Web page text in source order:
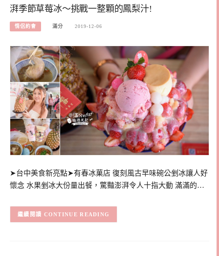
湃季節草莓冰～挑戰一整顆的鳳梨汁!
情侶約會 滿分 2019-12-06
➤台中美食新亮點➤有春冰菓店 復刻風古早味碗公剉冰讓人好
懷念 水果剉冰大份量出餐，驚豔澎湃令人十指大動 滿滿的…
CONTINUE READING